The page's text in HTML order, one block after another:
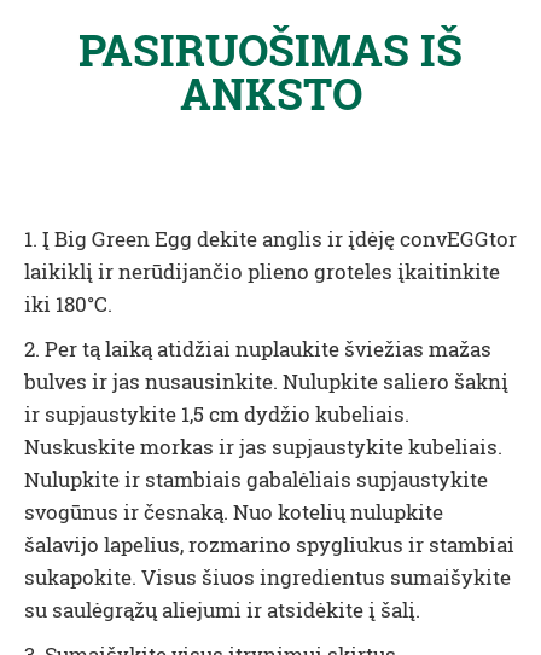
PASIRUOŠIMAS IŠ
ANKSTO
1. Į Big Green Egg dekite anglis ir įdėję convEGGtor
laikiklį ir nerūdijančio plieno groteles įkaitinkite
iki 180°C.
2. Per tą laiką atidžiai nuplaukite šviežias mažas
bulves ir jas nusausinkite. Nulupkite saliero šaknį
ir supjaustykite 1,5 cm dydžio kubeliais.
Nuskuskite morkas ir jas supjaustykite kubeliais.
Nulupkite ir stambiais gabalėliais supjaustykite
svogūnus ir česnaką. Nuo kotelių nulupkite
šalavijo lapelius, rozmarino spygliukus ir stambiai
sukapokite. Visus šiuos ingredientus sumaišykite
su saulėgrąžų aliejumi ir atsidėkite į šalį.